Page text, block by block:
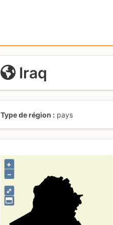
Iraq
Type de région pays
⤢
+
–